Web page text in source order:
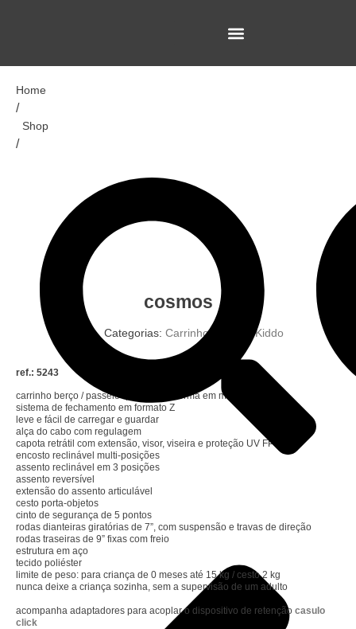
Home
/
Shop
/
cosmos
Categorias: Carrinhos Linha Kiddo
ref.: 5243
carrinho berço / passeio que se transforma em moisés
sistema de fechamento em formato Z
leve e fácil de carregar e guardar
alça do cabo com regulagem
capota retrátil com extensão, visor, viseira e proteção UV FPS 50+
encosto reclinável multi-posições
assento reclinável em 3 posições
assento reversível
extensão do assento articulável
cesto porta-objetos
cinto de segurança de 5 pontos
rodas dianteiras giratórias de 7”, com suspensão e travas de direção
rodas traseiras de 9” fixas com freio
estrutura em aço
tecido poliéster
limite de peso: para criança de 0 meses até 15 kg / cesto 2 kg
nunca deixe a criança sozinha, sem a supervisão de um adulto
acompanha adaptadores para acoplar o dispositivo de retenção casulo
click